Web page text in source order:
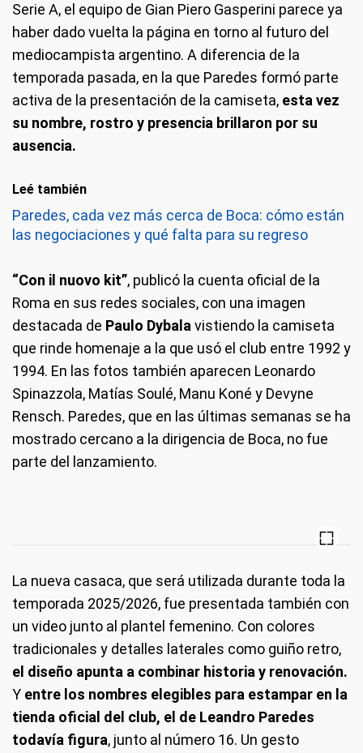
Serie A, el equipo de Gian Piero Gasperini parece ya
haber dado vuelta la página en torno al futuro del
mediocampista argentino. A diferencia de la
temporada pasada, en la que Paredes formó parte
activa de la presentación de la camiseta, esta vez
su nombre, rostro y presencia brillaron por su
ausencia.
Leé también
Paredes, cada vez más cerca de Boca: cómo están
las negociaciones y qué falta para su regreso
“Con il nuovo kit”, publicó la cuenta oficial de la
Roma en sus redes sociales, con una imagen
destacada de Paulo Dybala vistiendo la camiseta
que rinde homenaje a la que usó el club entre 1992 y
1994. En las fotos también aparecen Leonardo
Spinazzola, Matías Soulé, Manu Koné y Devyne
Rensch. Paredes, que en las últimas semanas se ha
mostrado cercano a la dirigencia de Boca, no fue
parte del lanzamiento.
La nueva casaca, que será utilizada durante toda la
temporada 2025/2026, fue presentada también con
un video junto al plantel femenino. Con colores
tradicionales y detalles laterales como guiño retro,
el diseño apunta a combinar historia y renovación.
Y entre los nombres elegibles para estampar en la
tienda oficial del club, el de Leandro Paredes
todavía figura, junto al número 16. Un gesto